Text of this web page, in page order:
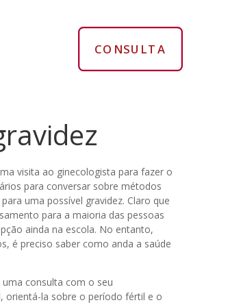
CONSULTA
visita ao ginecologista para fazer o
para conversar sobre métodos
uma possível gravidez. Claro que
para a maioria das pessoas
ainda na escola. No entanto,
é preciso saber como anda a saúde
consulta com o seu
orientá-la sobre o período fértil e o